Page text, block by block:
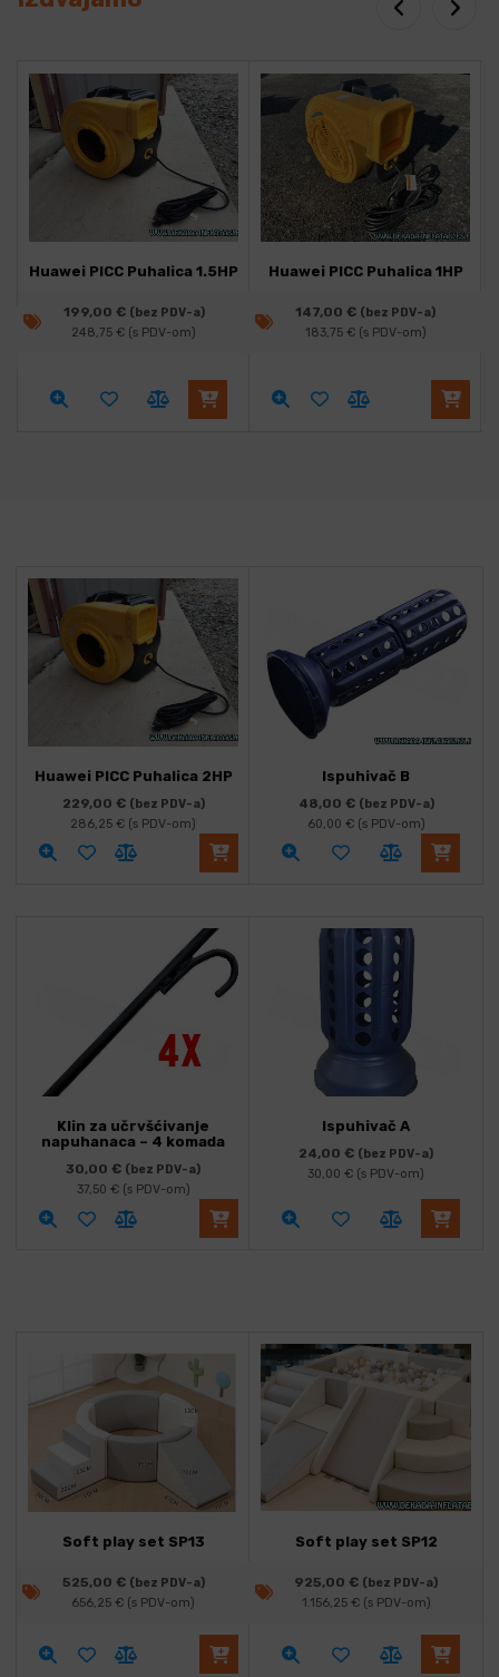
Huawei PICC Puhalica 1.5HP
199,00 € (bez PDV-a)
248,75 € (s PDV-om)
Huawei PICC Puhalica 1HP
147,00 € (bez PDV-a)
183,75 €(s PDV-om)
Huawei PICC Puhalica 2HP
229,00 € (bez PDV-a)
286,25 € (s PDV-om)
Ispuhivač B
48,00 € (bez PDV-a)
60,00 €(s PDV-om)
Klin za učrvšćivanje
napuhanaca – 4 komada
30,00 € (bez PDV-a)
37,50 €(s PDV-om)
Ispuhivač A
24,00 € (bez PDV-a)
30,00 € (s PDV-om)
Soft play set SP13
525,00 € (bez PDV-a)
656,25 € (s PDV-om)
Soft play set SP12
925,00 € (bez PDV-a)
1.156,25 €(s PDV-om)